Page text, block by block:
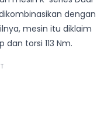
dengan
mesin itu diklaim
torsi 113 Nm.